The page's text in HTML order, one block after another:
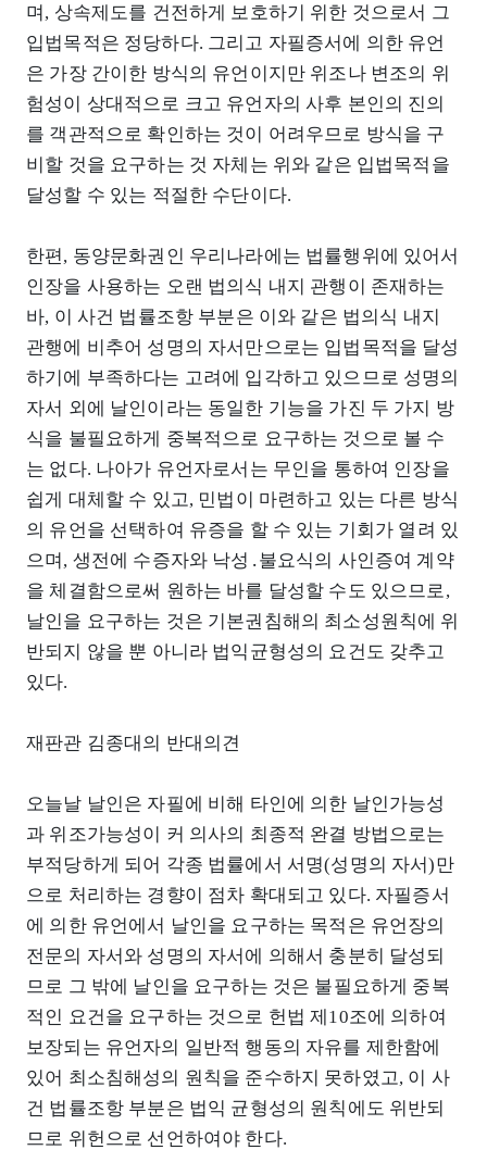
며, 상속제도를 건전하게 보호하기 위한 것으로서 그
입법목적은 정당하다. 그리고 자필증서에 의한 유언
은 가장 간이한 방식의 유언이지만 위조나 변조의 위
험성이 상대적으로 크고 유언자의 사후 본인의 진의
를 객관적으로 확인하는 것이 어려우므로 방식을 구
비할 것을 요구하는 것 자체는 위와 같은 입법목적을
달성할 수 있는 적절한 수단이다.
한편, 동양문화권인 우리나라에는 법률행위에 있어서
인장을 사용하는 오랜 법의식 내지 관행이 존재하는
바, 이 사건 법률조항 부분은 이와 같은 법의식 내지
관행에 비추어 성명의 자서만으로는 입법목적을 달성
하기에 부족하다는 고려에 입각하고 있으므로 성명의
자서 외에 날인이라는 동일한 기능을 가진 두 가지 방
식을 불필요하게 중복적으로 요구하는 것으로 볼 수
는 없다. 나아가 유언자로서는 무인을 통하여 인장을
쉽게 대체할 수 있고, 민법이 마련하고 있는 다른 방식
의 유언을 선택하여 유증을 할 수 있는 기회가 열려 있
으며, 생전에 수증자와 낙성․불요식의 사인증여 계약
을 체결함으로써 원하는 바를 달성할 수도 있으므로,
날인을 요구하는 것은 기본권침해의 최소성원칙에 위
반되지 않을 뿐 아니라 법익균형성의 요건도 갖추고
있다.
재판관 김종대의 반대의견
오늘날 날인은 자필에 비해 타인에 의한 날인가능성
과 위조가능성이 커 의사의 최종적 완결 방법으로는
부적당하게 되어 각종 법률에서 서명(성명의 자서)만
으로 처리하는 경향이 점차 확대되고 있다. 자필증서
에 의한 유언에서 날인을 요구하는 목적은 유언장의
전문의 자서와 성명의 자서에 의해서 충분히 달성되
므로 그 밖에 날인을 요구하는 것은 불필요하게 중복
적인 요건을 요구하는 것으로 헌법 제10조에 의하여
보장되는 유언자의 일반적 행동의 자유를 제한함에
있어 최소침해성의 원칙을 준수하지 못하였고, 이 사
건 법률조항 부분은 법익 균형성의 원칙에도 위반되
므로 위헌으로 선언하여야 한다.